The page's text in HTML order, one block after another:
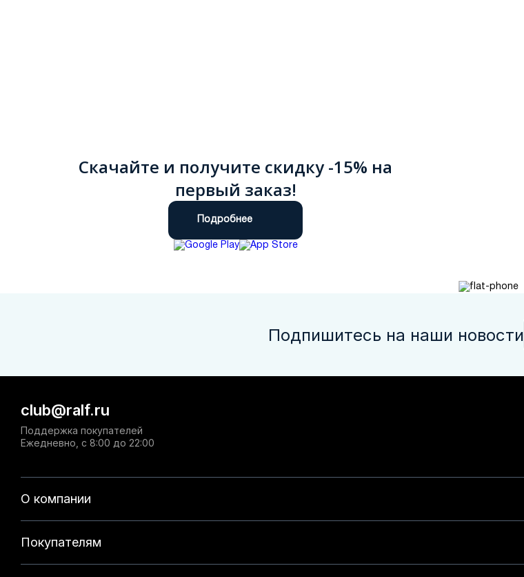
Скачайте и получите скидку -15% на
первый заказ!
Подробнее
Подпишитесь на наши новости
О компании
Покупателям
club@ralf.ru
Поддержка покупателей
Ежедневно, с 8:00 до 22:00